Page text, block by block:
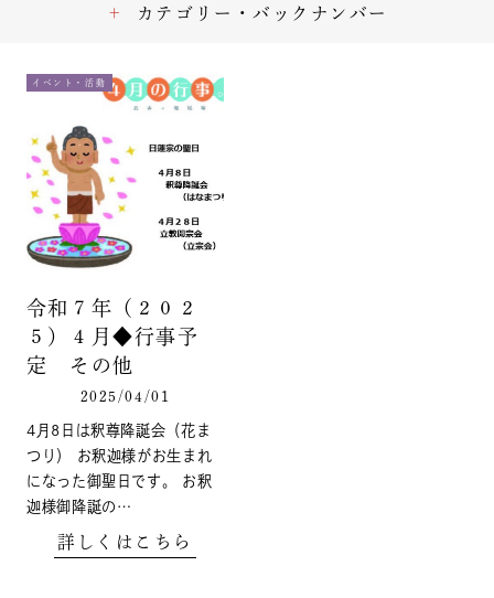
イベント・活動
令和７年（２０２
５）４月◆行事予
定 その他
2025/04/01
4月8日は釈尊降誕会（花ま
つり） お釈迦様がお生まれ
になった御聖日です。 お釈
迦様御降誕の…
詳しくはこちら
カテゴリー・バックナンバー